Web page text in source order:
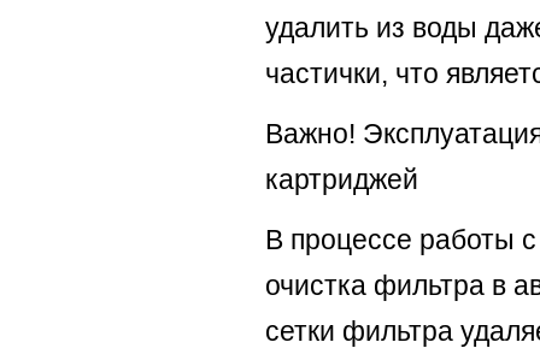
удалить из воды
частички, что
Важно!
картриджей
В процессе работы
очистка фильтра в
сетки фильтра